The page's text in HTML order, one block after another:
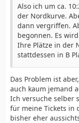
Also ich um ca.
der Nordkurve.
dann vergriffen.
begonnen. Es
Ihre Plätze in der
stattdessen in B
Das Problem ist
auch kaum jemand
Ich versuche selber
für meine Tickets in
bisher eher